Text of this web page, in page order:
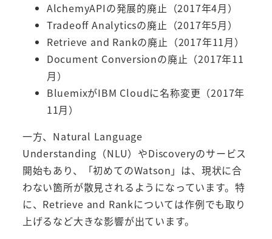
AlchemyAPIの発展的廃止（2017年4月）
Tradeoff Analyticsの廃止（2017年5月）
Retrieve and Rankの廃止（2017年11月）
Document Conversionの廃止（2017年11
月）
BluemixがIBM Cloudに名称変更（2017年
11月）
一方、Natural Language
Understanding（NLU）やDiscoveryのサービス
開始もあり、「初めてのWatson」は、現状に合
わない箇所が散見されるようになっています。特
に、Retrieve and Rankについては作例でも取り
上げるなど大きな影響が出ています。